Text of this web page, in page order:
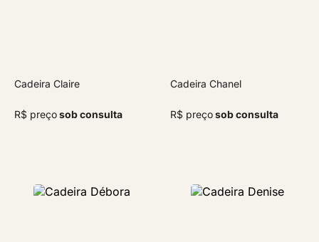
Cadeira Claire
R$ preçosob consulta
Cadeira Chanel
R$ preçosob consulta